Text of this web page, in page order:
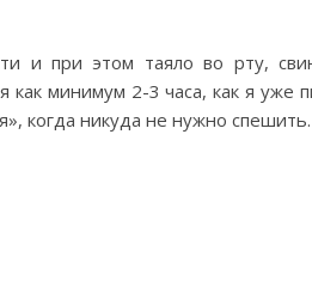
и при этом таяло во рту,
как минимум 2-3 часа, как я уже
когда никуда не нужно спешить.